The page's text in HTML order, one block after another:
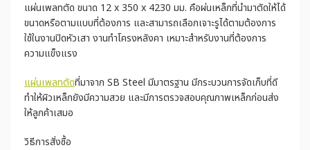
แผ่นเพลทตัด ขนาด 12 x 350 x 4230 มม. คือผ่นเหล็กที่นำมาตัดให้ได้
ขนาดหรือตามแบบที่ต้องการ และสามารถเลือกเจาะรูได้ตามต้องการ
ใช้ในงานปิดหัวเสา งานทำโครงหลังคา เหมาะสำหรับงานที่ต้องการ
ความแข็งแรง
แผ่นเพลทตัดที่มาจาก SB Steel มีมาตรฐาน มีกระบวนการจัดเก็บที่ดี
ทำให้ผิวเหล็กยังมีความสวย และมีการตรวจสอบคุณภาพเหล็กก่อนส่ง
ให้ลูกค้าเสมอ
วิธีการสั่งซื้อ